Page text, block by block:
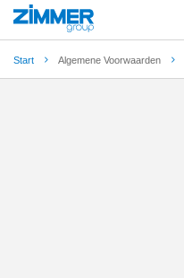
Start Algemene Voorwaarden